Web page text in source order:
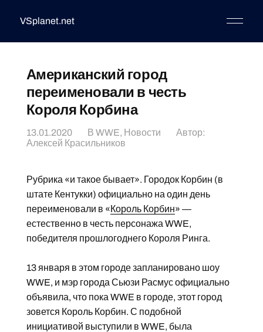
VSplanet.net
Американский город
переименовали в честь
Короля Корбина
13.01.2020 В WWE, Новости
Автор:
Алексей Красильников
Рубрика «и такое бывает». Городок Корбин (в
штате Кентукки) официально на один день
переименовали в «Король Корбин» —
естественно в честь персонажа WWE,
победителя прошлогоднего Короля Ринга.
13 января в этом городе запланировано шоу
WWE, и мэр города Сьюзи Расмус официально
объявила, что пока WWE в городе, этот город
зовется Король Корбин. С подобной
инициативой выступили в WWE, была